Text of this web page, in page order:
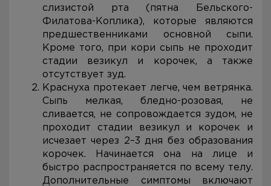
слизистой рта (пятна Бельского-
Филатова-Коплика), которые являются
предшественниками основной сыпи.
Кроме того, при кори сыпь не проходит
стадии везикул и корочек, а также
отсутствует зуд.
Краснуха протекает легче, чем ветрянка.
Сыпь мелкая, бледно-розовая, не
сливается, не сопровождается зудом, не
проходит стадии везикул и корочек и
исчезает через 2–3 дня без образования
корочек. Начинается она на лице и
быстро распространяется по всему телу.
Дополнительные симптомы включают